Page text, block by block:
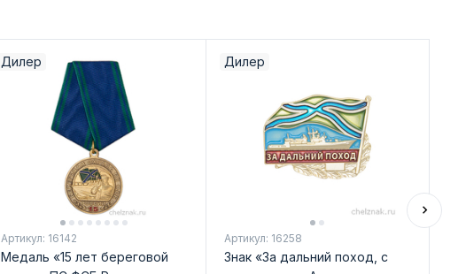
Дилер
Артикул: 16142
Медаль «15 лет береговой
Дилер
Артикул: 16258
Знак «За дальний поход, с